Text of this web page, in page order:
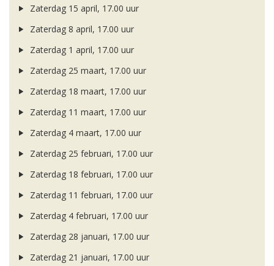
Zaterdag 15 april, 17.00 uur
Zaterdag 8 april, 17.00 uur
Zaterdag 1 april, 17.00 uur
Zaterdag 25 maart, 17.00 uur
Zaterdag 18 maart, 17.00 uur
Zaterdag 11 maart, 17.00 uur
Zaterdag 4 maart, 17.00 uur
Zaterdag 25 februari, 17.00 uur
Zaterdag 18 februari, 17.00 uur
Zaterdag 11 februari, 17.00 uur
Zaterdag 4 februari, 17.00 uur
Zaterdag 28 januari, 17.00 uur
Zaterdag 21 januari, 17.00 uur